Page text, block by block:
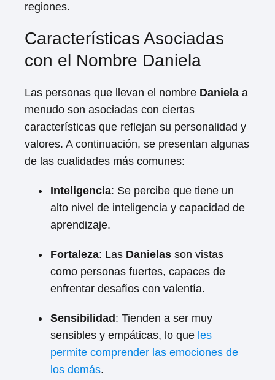
regiones.
Características Asociadas
con el Nombre Daniela
Las personas que llevan el nombre Daniela a
menudo son asociadas con ciertas
características que reflejan su personalidad y
valores. A continuación, se presentan algunas
de las cualidades más comunes:
Inteligencia: Se percibe que tiene un
alto nivel de inteligencia y capacidad de
aprendizaje.
Fortaleza: Las Danielas son vistas
como personas fuertes, capaces de
enfrentar desafíos con valentía.
Sensibilidad : Tienden a ser muy
sensibles y empáticas, lo que les
permite comprender las emociones de
los demás.